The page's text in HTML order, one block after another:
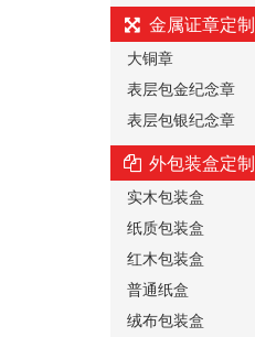
金属证章定制
大铜章
表层包金纪念章
表层包银纪念章
外包装盒定制
实木包装盒
纸质包装盒
红木包装盒
普通纸盒
绒布包装盒